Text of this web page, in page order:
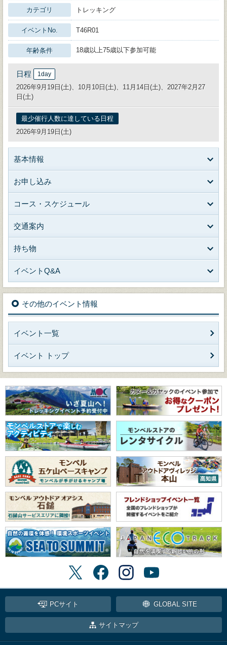
カテゴリ トレッキング
イベントNo. T46R01
年齢条件 18歳以上75歳以下参加可能
日程 1day
2026年9月19日(土)、10月10日(土)、11月14日(土)、2027年2月27
日(土)
最少催行人数に達している日程
2026年9月19日(土)
基本情報
お申し込み
コース・スケジュール
交通案内
持ち物
イベントQ&A
その他のイベント情報
イベント一覧
イベント トップ
PCサイト GLOBAL SITE
サイトマップ